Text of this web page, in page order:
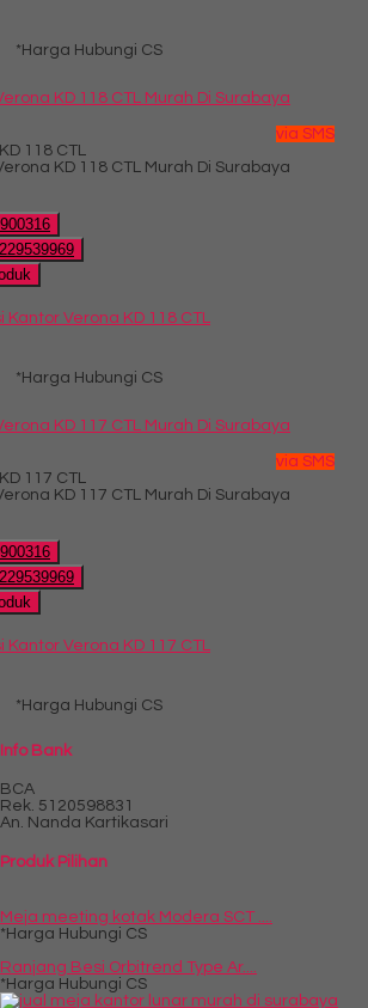
*Harga Hubungi CS
via SMS
118 CTL
Kantor Verona KD 118 CTL
*Harga Hubungi CS
via SMS
117 CTL
Kantor Verona KD 117 CTL
*Harga Hubungi CS
Info Bank
BCA
Rek. 5120598831
An. Nanda Kartikasari
Produk Pilihan
Meja meeting kotak Modera SCT ....
*Harga Hubungi CS
Ranjang Besi Orbitrend Type Ar....
*Harga Hubungi CS